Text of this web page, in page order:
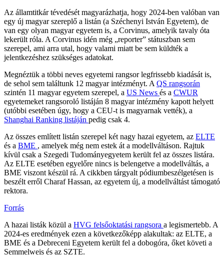
Az államtitkár tévedését magyarázhatja, hogy 2024-ben valóban van
egy új magyar szereplő a listán (a Széchenyi István Egyetem), de
van egy olyan magyar egyetem is, a Corvinus, amelyik tavaly óta
lekerült róla. A Corvinus idén még „reporter” státuszban sem
szerepel, ami arra utal, hogy valami miatt be sem küldték a
jelentkezéshez szükséges adatokat.
Megnéztük a többi neves egyetemi rangsor legfrissebb kiadását is,
de sehol sem találtunk 12 magyar intézményt. A QS rangsorán
szintén 11 magyar egyetem szerepel, a US News és a CWUR
egyetemeket rangsoroló listáján 8 magyar intézmény kapott helyett
(utóbbi esetében úgy, hogy a CEU-t is magyarnak vették), a
Shanghai Ranking listáján pedig csak 4.
Az összes említett listán szerepel két nagy hazai egyetem, az ELTE
és a BME , amelyek még nem estek át a modellváltáson. Rajtuk
kívül csak a Szegedi Tudományegyetem került fel az összes listára.
Az ELTE esetében egyelőre nincs is belengetve a modellváltás, a
BME viszont készül rá. A cikkben tárgyalt pódiumbeszélgetésen is
beszélt erről Charaf Hassan, az egyetem új, a modellváltást támogató
rektora.
Forrás
A hazai listák közül a HVG felsőoktatási rangsora a legismertebb. A
2024-es eredmények ezen a következőképp alakultak: az ELTE, a
BME és a Debreceni Egyetem került fel a dobogóra, őket követi a
Semmelweis és az SZTE.